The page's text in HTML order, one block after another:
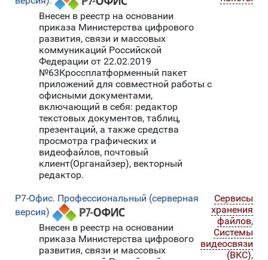
Внесен в реестр на основании
приказа Министерства цифрового
развития, связи и массовых
коммуникаций Российской
Федерации от 22.02.2019
№63Кроссплатформенный пакет
приложений для совместной работы с
офисными документами,
включающий в себя: редактор
текстовых документов, таблиц,
презентаций, а также средства
просмотра графических и
видеофайлов, почтовый
клиент(Органайзер), векторный
редактор.
Р7-Офис. Профессиональный (серверная
версия)
Внесен в реестр на основании
приказа Министерства цифрового
развития, связи и массовых
Сервисы
хранения
файлов,
Системы
видеосвязи
(ВКС),